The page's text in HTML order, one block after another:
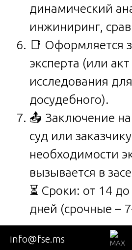
динамический
инжиниринг,
📑 Оформляется
эксперта (или
исследования для
досудебного).
📤 Заключение
суд или
необходимости
вызывается в
⏳ Сроки: от 14
дней (срочные –
Методы
info@fse.ms